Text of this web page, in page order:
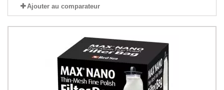
Ajouter au comparateur